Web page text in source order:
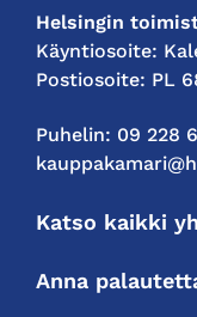
Helsingin
Käyntiosoite:
Postiosoite: PL
Puhelin: 09 228
Katso kaikki
Anna